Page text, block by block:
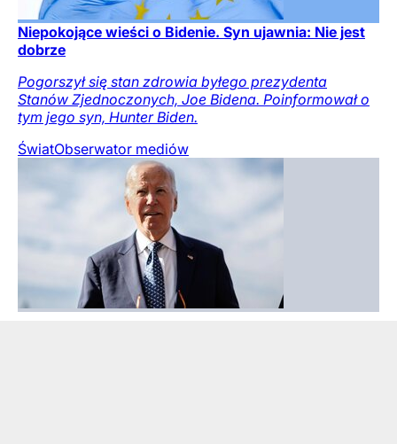
Niepokojące wieści o Bidenie. Syn ujawnia: Nie jest
dobrze
Pogorszył się stan zdrowia byłego prezydenta
Stanów Zjednoczonych, Joe Bidena. Poinformował o
tym jego syn, Hunter Biden.
ŚwiatObserwator mediów